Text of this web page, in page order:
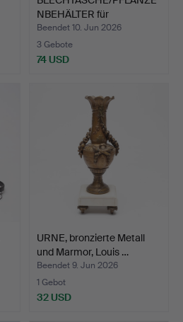
NBEHÄLTER für
HERBARIUM…
Beendet 10. Jun 2026
3 Gebote
74 USD
URNE, bronzierte Metall
und Marmor, Louis …
Beendet 9. Jun 2026
1 Gebot
32 USD